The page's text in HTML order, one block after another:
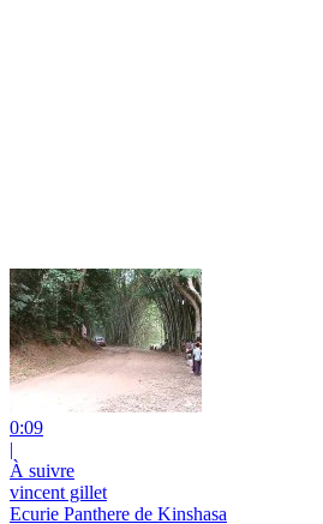
0:09
|
À suivre
vincent gillet
Ecurie Panthere de Kinshasa